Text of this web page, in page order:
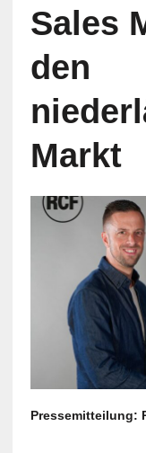
Sales
den
Markt
Pressemitteilung: